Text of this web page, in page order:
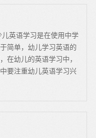
英语学习是在使用中学
简单，幼儿学习英语的
在幼儿的英语学习中，
要注重幼儿英语学习兴